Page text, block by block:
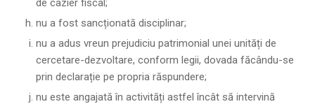
de cazier fiscal;
nu a fost sancționată disciplinar;
nu a adus vreun prejudiciu patrimonial unei unități de
cercetare-dezvoltare, conform legii, dovada făcându-se
prin declarație pe propria răspundere;
nu este angajată în activități astfel încât să intervină